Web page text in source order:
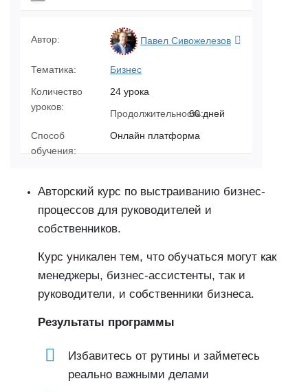
Автор: Павел Сивожелезов
Тематика:
Бизнес
Количество
уроков:
24 урока
Продолжительность:60 дней
Способ
обучения:
Онлайн платформа
Авторский курс по выстраиванию бизнес-
процессов для руководителей и
собственников.
Курс уникален тем, что обучаться могут как
менеджеры, бизнес-ассистенты, так и
руководители, и собственники бизнеса.
Результаты программы
Избавитесь от рутины и займетесь
реально важными делами